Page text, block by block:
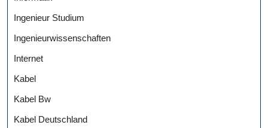
Ingenieur Studium
Ingenieurwissenschaften
Internet
Kabel
Kabel Bw
Kabel Deutschland